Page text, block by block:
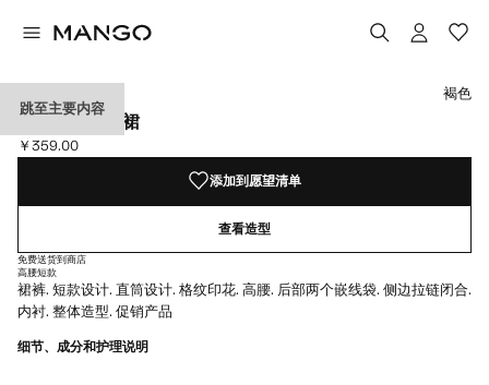
跳至主要内容
格纹不对称短裙
当前价格 [￥359.00 ]
￥359.00
选择颜色
褐色
添加到愿望清单
查看造型
免费送货到商店
高腰短款
裙裤. 短款设计. 直筒设计. 格纹印花. 高腰. 后部两个嵌线袋. 侧边拉链闭合.
内衬. 整体造型. 促销产品
细节、成分和护理说明